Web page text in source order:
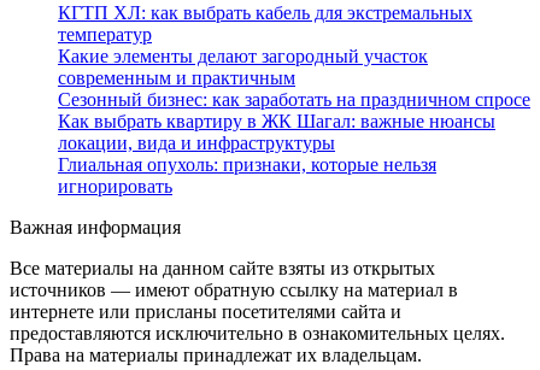
КГТП ХЛ: как выбрать кабель для экстремальных
температур
Какие элементы делают загородный участок
современным и практичным
Сезонный бизнес: как заработать на праздничном спросе
Как выбрать квартиру в ЖК Шагал: важные нюансы
локации, вида и инфраструктуры
Глиальная опухоль: признаки, которые нельзя
игнорировать
Важная информация
Все материалы на данном сайте взяты из открытых
источников — имеют обратную ссылку на материал в
интернете или присланы посетителями сайта и
предоставляются исключительно в ознакомительных целях.
Права на материалы принадлежат их владельцам.